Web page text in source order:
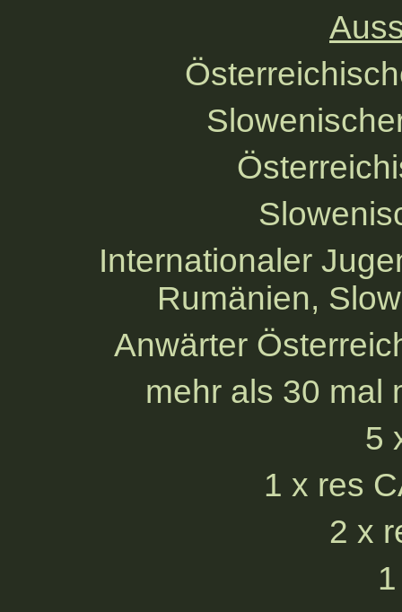
Internationaler
Rumänien,
Anwärter
mehr als 30 mal
5
1 x res
2 x